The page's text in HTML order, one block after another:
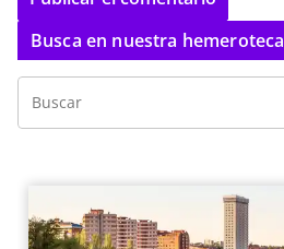
Busca en nuestra hemeroteca